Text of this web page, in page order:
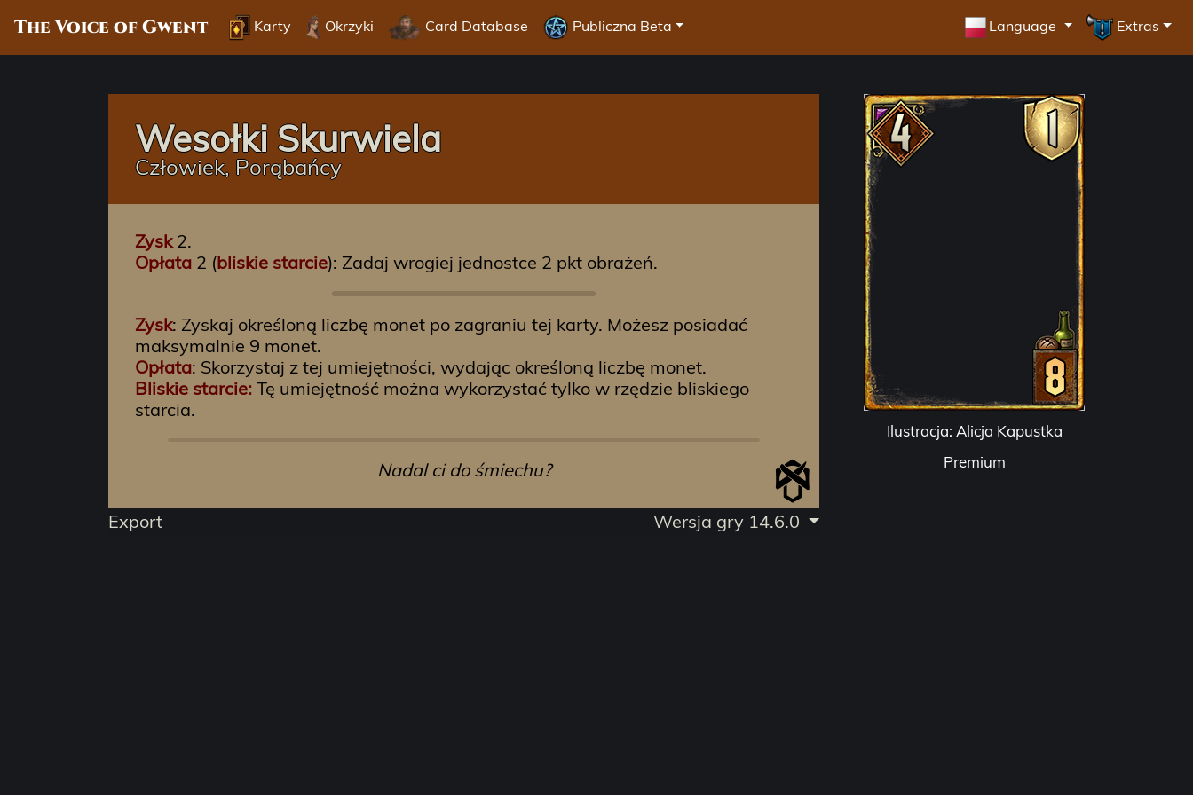
The Voice of Gwent Karty Okrzyki Card Database Publiczna Beta Language Extras
Wesołki Skurwiela
Człowiek, Porąbańcy
Zysk2.
Opłata 2 (bliskie starcie): Zadaj wrogiej jednostce 2 pkt obrażeń.
Zysk: Zyskaj określoną liczbę monet po zagraniu tej karty. Możesz posiadać
maksymalnie 9 monet.
Opłata: Skorzystaj z tej umiejętności, wydając określoną liczbę monet.
Bliskie starcie: Tę umiejętność można wykorzystać tylko w rzędzie bliskiego
starcia.
Nadal ci do śmiechu?
Export Wersja gry 14.6.0
Ilustracja: Alicja Kapustka
Premium